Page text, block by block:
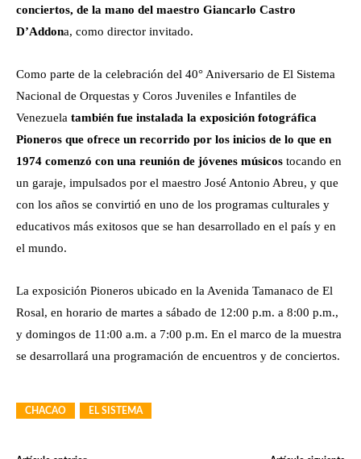
conciertos, de la mano del maestro Giancarlo Castro
D’Addona, como director invitado.
Como parte de la celebración del 40° Aniversario de El Sistema
Nacional de Orquestas y Coros Juveniles e Infantiles de
Venezuela también fue instalada la exposición fotográfica
Pioneros que ofrece un recorrido por los inicios de lo que en
1974 comenzó con una reunión de jóvenes músicos tocando en
un garaje, impulsados por el maestro José Antonio Abreu, y que
con los años se convirtió en uno de los programas culturales y
educativos más exitosos que se han desarrollado en el país y en
el mundo.
La exposición Pioneros ubicado en la Avenida Tamanaco de El
Rosal, en horario de martes a sábado de 12:00 p.m. a 8:00 p.m.,
y domingos de 11:00 a.m. a 7:00 p.m. En el marco de la muestra
se desarrollará una programación de encuentros y de conciertos.
CHACAO EL SISTEMA